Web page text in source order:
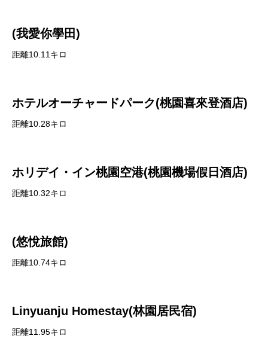
(我愛你學田)
距離10.11キロ
ホテルオーチャードパーク(桃園喜來登酒店)
距離10.28キロ
ホリデイ・イン桃園空港(桃園機場假日酒店)
距離10.32キロ
(悠悅旅館)
距離10.74キロ
Linyuanju Homestay(林園居民宿)
距離11.95キロ